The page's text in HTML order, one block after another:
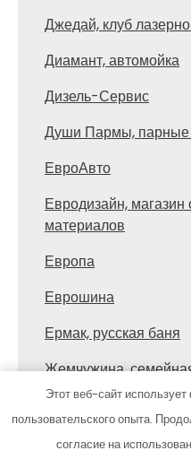
Джедай, клуб
Диамант, автомойка
Дизель-Сервис
Души Пармы, парные
ЕвроАвто
Евродизайн, магазин
материалов
Европа
Еврошина
Ермак, русская баня
Жемчужина,
Журавский
Забава, сауна
Этот веб-сайт
пользовательского опыта.
согласие на